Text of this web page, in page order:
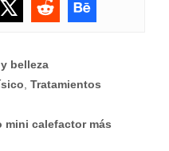
belleza
,Tratamientos
mini calefactor más